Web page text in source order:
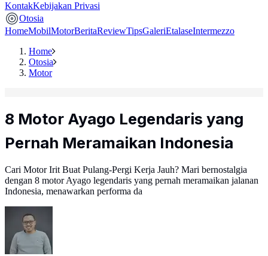
KontakKebijakan Privasi
Otosia
HomeMobilMotorBeritaReviewTipsGaleriEtalaseIntermezzo
Home
Otosia
Motor
8 Motor Ayago Legendaris yang
Pernah Meramaikan Indonesia
Cari Motor Irit Buat Pulang-Pergi Kerja Jauh? Mari bernostalgia
dengan 8 motor Ayago legendaris yang pernah meramaikan jalanan
Indonesia, menawarkan performa da